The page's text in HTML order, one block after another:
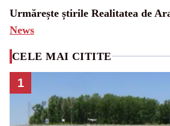
Urmărește știrile Realitatea de
News
CELE MAI CITITE
1